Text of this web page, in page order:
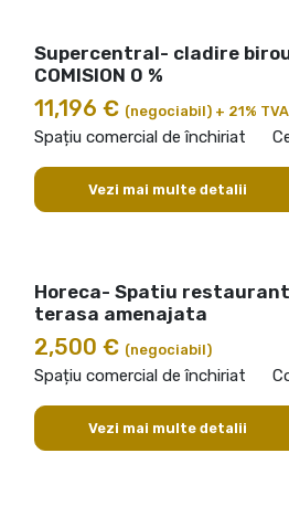
Supercentral- cladire
COMISION 0 %
11,196 € (negociabil) + 21% TVA
Spațiu comercial de închiriat
Vezi mai multe detalii
Horeca- Spatiu
terasa amenajata
2,500 € (negociabil)
Spațiu comercial de închiriat
Vezi mai multe detalii